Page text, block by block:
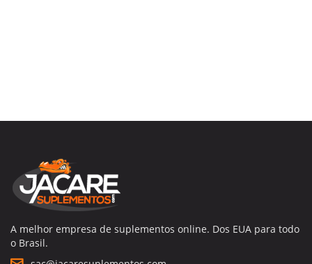
A melhor empresa de suplementos online. Dos EUA para todo
o Brasil.